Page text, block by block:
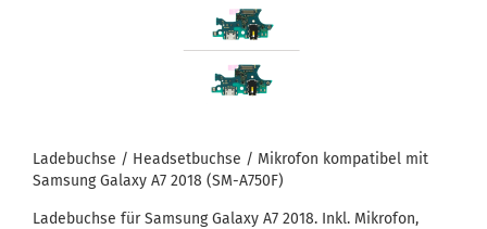
La­de­buch­se / Head­set­buch­se / Mi­kro­fon kom­pa­ti­bel mit
Sam­sung Ga­la­xy A7 2018 (SM-​A750F)
La­de­buch­se für Sam­sung Ga­la­xy A7 2018. Inkl. Mi­kro­fon,